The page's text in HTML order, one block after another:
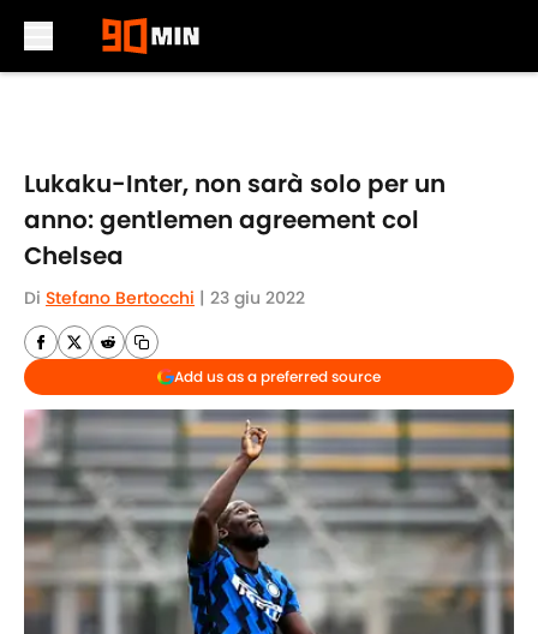
Lukaku-Inter, non sarà solo per un
anno: gentlemen agreement col
Chelsea
Di Stefano Bertocchi | 23 giu 2022
Add us as a preferred source